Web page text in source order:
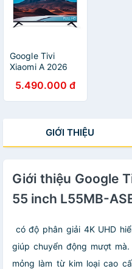
Google Tivi
Xiaomi A 2026
L43MB-AFSEA -
Hàng chính hãng
5.490.000 đ
GIỚI THIỆU
Giới thiệu Google
55 inch L55MB-
có độ phân giải 4K UHD
giúp chuyển động mượt
mỏng làm từ kim loại cao